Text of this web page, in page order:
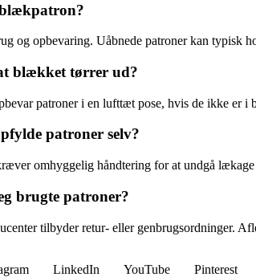
og opbevaring. Uåbnede patroner kan typisk
blækket tørrer ud?
patroner i en lufttæt pose, hvis de ikke er i
patroner selv?
omhyggelig håndtering for at undgå
brugte patroner?
tilbyder retur- eller genbrugsordninger.
LinkedIn YouTube Pinterest